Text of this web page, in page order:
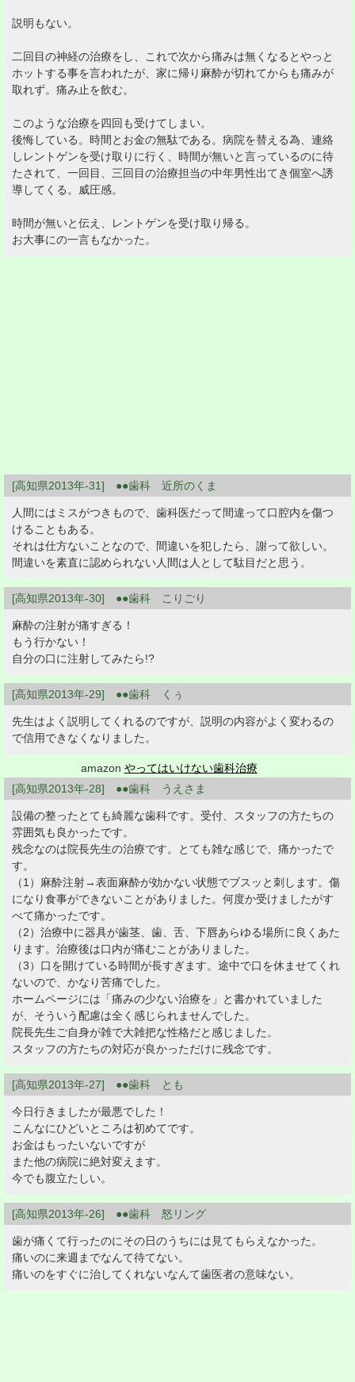
説明もない。
二回目の神経の治療をし、これで次から痛みは無くなるとやっと
ホットする事を言われたが、家に帰り麻酔が切れてからも痛みが
取れず。痛み止を飲む。
このような治療を四回も受けてしまい。
後悔している。時間とお金の無駄である。病院を替える為、連絡
しレントゲンを受け取りに行く、時間が無いと言っているのに待
たされて、一回目、三回目の治療担当の中年男性出てき個室へ誘
導してくる。威圧感。
時間が無いと伝え、レントゲンを受け取り帰る。
お大事にの一言もなかった。
[高知県2013年-31] ●●歯科 近所のくま
人間にはミスがつきもので、歯科医だって間違って口腔内を傷つ
けることもある。
それは仕方ないことなので、間違いを犯したら、謝って欲しい。
間違いを素直に認められない人間は人として駄目だと思う。
[高知県2013年-30] ●●歯科 こりごり
麻酔の注射が痛すぎる！
もう行かない！
自分の口に注射してみたら!?
[高知県2013年-29] ●●歯科 くぅ
先生はよく説明してくれるのですが、説明の内容がよく変わるの
で信用できなくなりました。
amazon やってはいけない歯科治療
[高知県2013年-28] ●●歯科 うえさま
設備の整ったとても綺麗な歯科です。受付、スタッフの方たちの
雰囲気も良かったです。
残念なのは院長先生の治療です。とても雑な感じで、痛かったで
す。
（1）麻酔注射→表面麻酔が効かない状態でブスッと刺します。傷
になり食事ができないことがありました。何度か受けましたがす
べて痛かったです。
（2）治療中に器具が歯茎、歯、舌、下唇あらゆる場所に良くあた
ります。治療後は口内が痛むことがありました。
（3）口を開けている時間が長すぎます。途中で口を休ませてくれ
ないので、かなり苦痛でした。
ホームページには「痛みの少ない治療を」と書かれていました
が、そういう配慮は全く感じられませんでした。
院長先生ご自身が雑で大雑把な性格だと感じました。
スタッフの方たちの対応が良かっただけに残念です。
[高知県2013年-27] ●●歯科 とも
今日行きましたが最悪でした！
こんなにひどいところは初めてです。
お金はもったいないですが
また他の病院に絶対変えます。
今でも腹立たしい。
[高知県2013年-26] ●●歯科 怒リング
歯が痛くて行ったのにその日のうちには見てもらえなかった。
痛いのに来週までなんて待てない。
痛いのをすぐに治してくれないなんて歯医者の意味ない。